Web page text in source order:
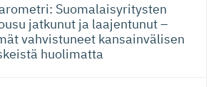
Suomalaisy­ri­tysten
jatkunut ja laajentunut –
vahvistuneet kansainvälisen
huolimatta